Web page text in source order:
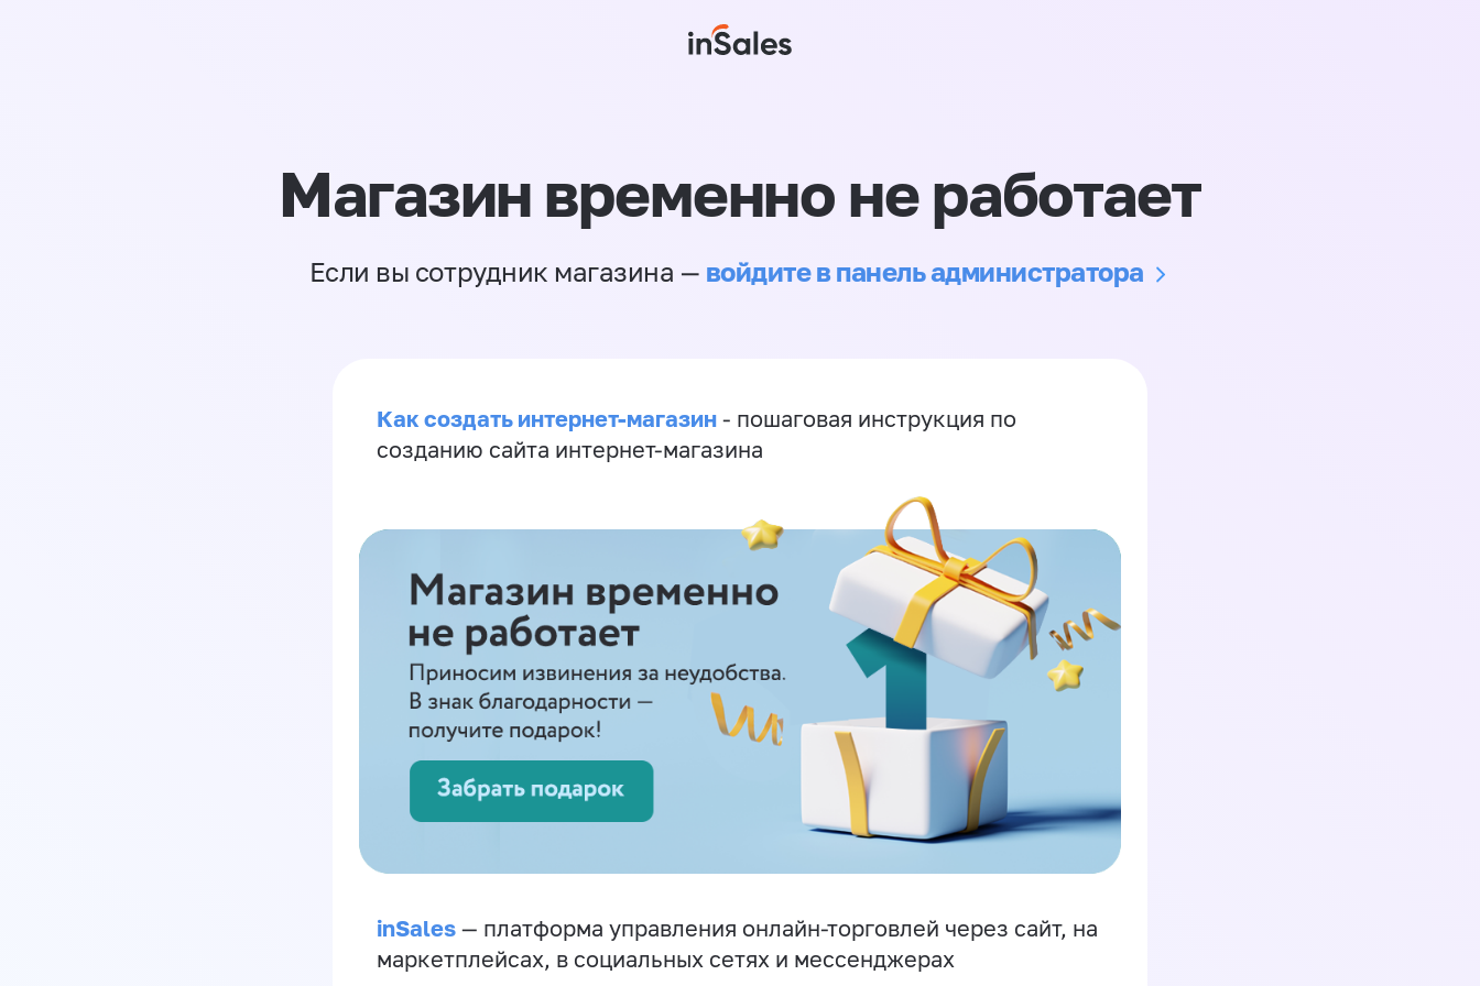
Магазин временно не работает
Если вы сотрудник магазина — войдите в панель администратора
Как создать интернет-магазин - пошаговая инструкция по
созданию сайта интернет-магазина
inSales — платформа управления онлайн-торговлей через сайт, на
маркетплейсах, в социальных сетях и мессенджерах